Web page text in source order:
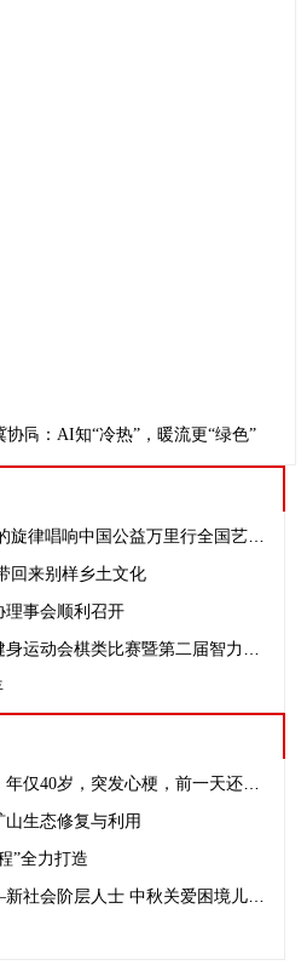
协同发展动力澎湃
岛：AI知“冷热”，暖流更“绿色”
● 2026 电影之歌之难忘的旋律唱响中国公益万里行全国艺术大汇演
回来别样乡土文化
事会顺利召开
● 镇江网红庞佳惠去世，年仅40岁，突发心梗，前一天还好好的
生态修复与利用
”全力打造
● 月满新辉，爱暖童心—新社会阶层人士 中秋关爱困境儿童活动